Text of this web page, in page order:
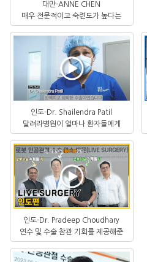
대만-ANNE CHEN
매우 전문적이고 숙련도가 높다는
느낌을 받았습니다.
인도-Dr. Shailendra Patil
달려라병원이 얼마나 환자들에게
친근하게 다가가고
인도-Dr. Pradeep Choudhary
연수 및 수술 참관 기회를 제공해준
달려라병원에 진심으로 감사드립니다.